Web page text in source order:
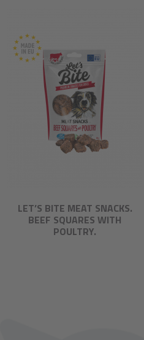
LET’S BITE MEAT SNACKS.
BEEF SQUARES WITH
POULTRY.